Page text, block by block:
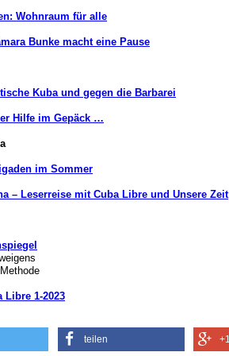
Wohnraum für alle
Bunke macht eine Pause
Kuba und gegen die Barbarei
Hilfe im Gepäck …
im Sommer
– Leserreise mit Cuba Libre und Unsere Zeit
Libre 1-2023
teilen